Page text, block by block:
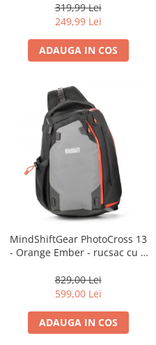
319,99 Lei
249,99 Lei
ADAUGA IN COS
MindShiftGear PhotoCross 13
- Orange Ember - rucsac cu o
829,00 Lei
599,00 Lei
ADAUGA IN COS